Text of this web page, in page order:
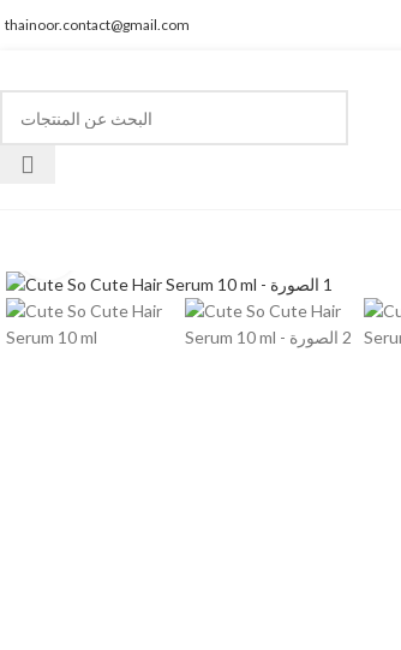
thainoor.contact@gmail.com